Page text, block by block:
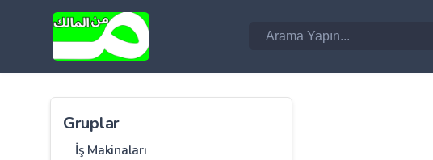
Gruplar
İş Makinaları